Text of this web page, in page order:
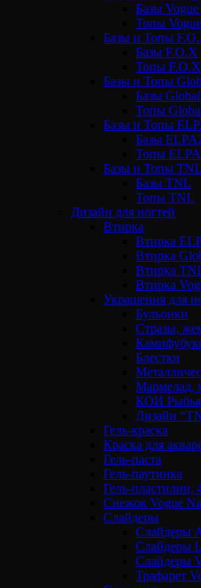
Базы
Топы
Базы и Топы
Базы F.O.X
Топы F.O.X
Базы и Топы
Базы
Топы
Базы и Топы
Базы
Топы
Базы и Топы TNL
Базы TNL
Топы TNL
Дизайн для ногтей
Втирка
Втирка
Втирка
Втирка
Втирка
Украшения для
Бульонки
Стразы,
Блестки
Мармелад,
КОИ Рыбья
Дизайн
Гель-краска
Краска для
Гель-паста
Гель-паутинка
Гель-пластилин,
Снежок Vogue
Слайдеры
Слайдеры
Слайдеры
Слайдеры
Трафарет